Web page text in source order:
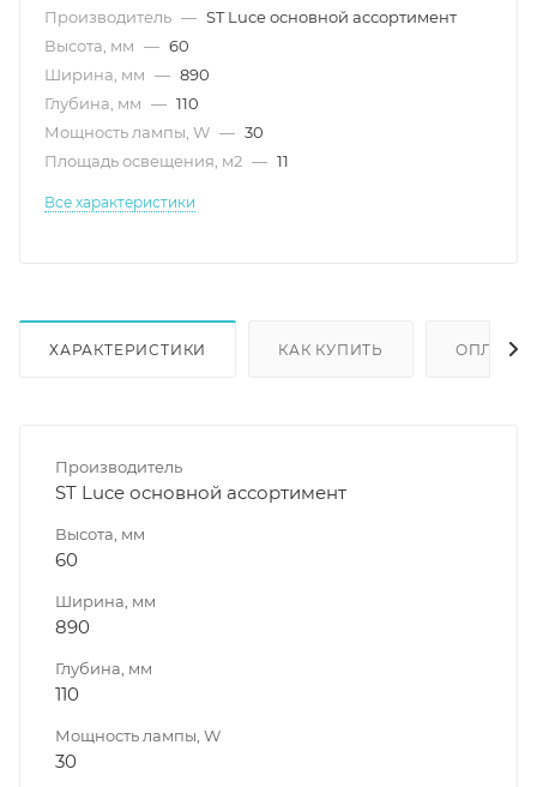
Производитель — ST Luce основной ассортимент
Высота, мм — 60
Ширина, мм — 890
Глубина, мм — 110
Мощность лампы, W — 30
Площадь освещения, м2 — 11
Все характеристики
ХАРАКТЕРИСТИКИ КАК КУПИТЬ ОПЛАТА
Производитель
ST Luce основной ассортимент
Высота, мм
60
Ширина, мм
890
Глубина, мм
110
Мощность лампы, W
30